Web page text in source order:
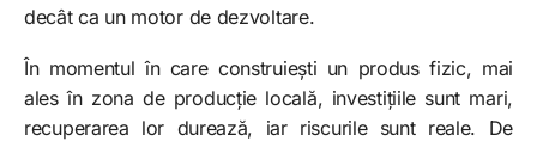
decât ca un motor de dezvoltare.
În momentul în care construiești un produs fizic, mai
ales în zona de producție locală, investițiile sunt mari,
recuperarea lor durează, iar riscurile sunt reale. De